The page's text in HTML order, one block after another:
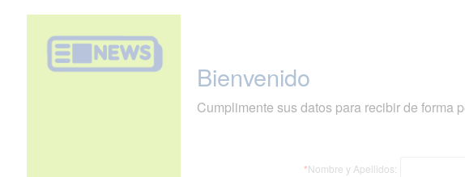
Bienvenido
Cumplimente sus datos para recibir de forma
*Nombre y Apellidos: